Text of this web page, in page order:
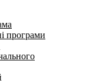
програми